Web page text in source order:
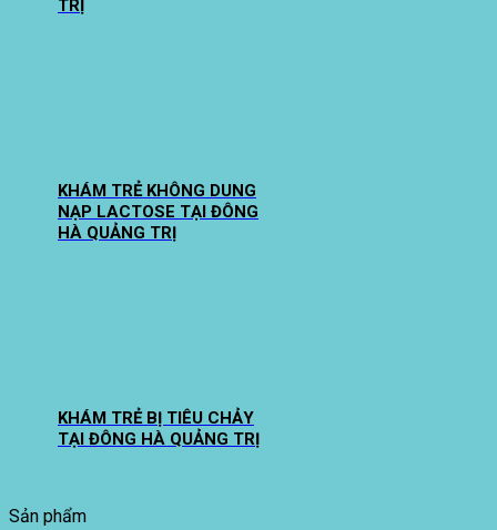
TRỊ
KHÁM TRẺ KHÔNG DUNG
NẠP LACTOSE TẠI ĐÔNG
HÀ QUẢNG TRỊ
KHÁM TRẺ BỊ TIÊU CHẢY
TẠI ĐÔNG HÀ QUẢNG TRỊ
Sản phẩm